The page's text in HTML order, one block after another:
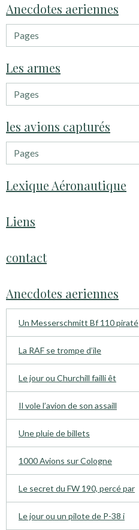
Anecdotes aeriennes
Les armes
les avions capturés
Lexique Aéronautique
Liens
contact
Anecdotes aeriennes
Un Messerschmitt Bf 110 piraté
La RAF se trompe d’ile
Le jour ou Churchill failli êt
Il vole l’avion de son assaill
Une pluie de billets
1000 Avions sur Cologne
Le secret du FW 190, percé par
Le jour ou un pilote de P-38 i